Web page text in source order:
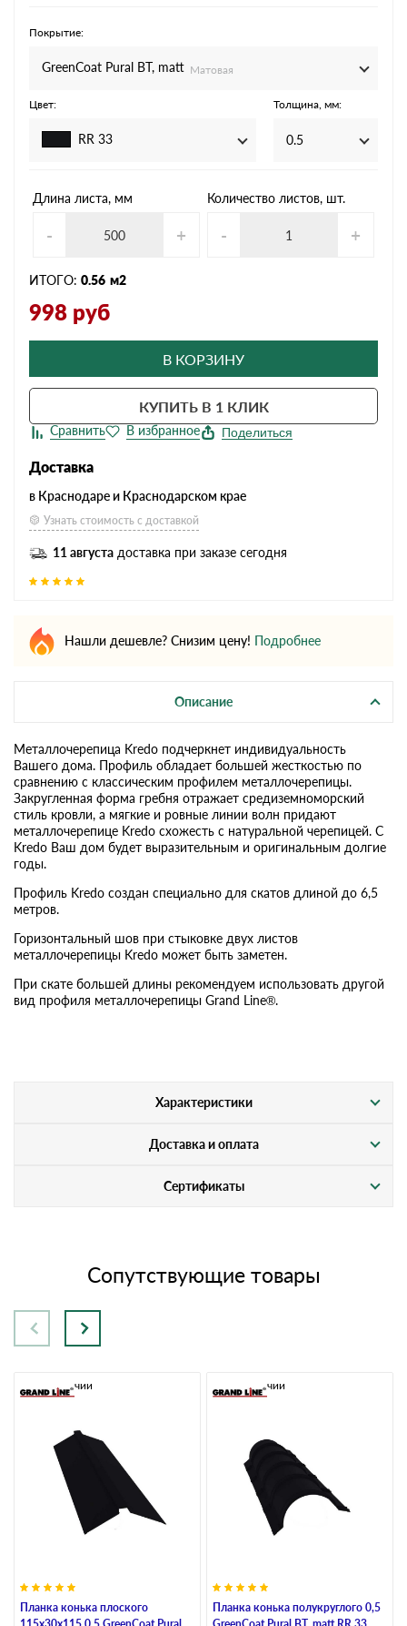
Покрытие:
GreenCoat Pural BT, matt Матовая
Цвет:
RR 33
Толщина, мм:
0.5
Длина листа, мм
- +
Количество листов, шт.
- +
ИТОГО: 0.56 м2
998 руб
В КОРЗИНУ
КУПИТЬ В 1 КЛИК
Поделиться
Доставка
в Краснодаре и Краснодарском крае
Узнать стоимость с доставкой
11 августа доставка при заказе сегодня
Нашли дешевле? Снизим цену! Подробнее
Описание
Металлочерепица Kredo подчеркнет индивидуальность
Вашего дома. Профиль обладает большей жесткостью по
сравнению с классическим профилем металлочерепицы.
Закругленная форма гребня отражает средиземноморский
стиль кровли, а мягкие и ровные линии волн придают
металлочерепице Kredo схожесть с натуральной черепицей. С
Kredo Ваш дом будет выразительным и оригинальным долгие
годы.
Профиль Kredo создан специально для скатов длиной до 6,5
метров.
Горизонтальный шов при стыковке двух листов
металлочерепицы Kredo может быть заметен.
При скате большей длины рекомендуем использовать другой
вид профиля металлочерепицы Grand Line®.
Характеристики
Доставка и оплата
Сертификаты
Сопутствующие товары
Планка конька плоского
В наличии
Планка конька полукруглого 0,5
В наличии